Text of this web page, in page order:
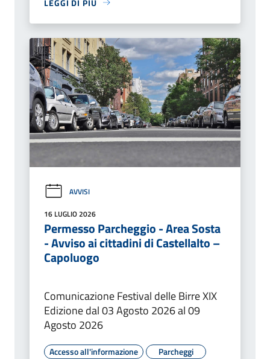
AVVISI
16 LUGLIO 2026
Permesso Parcheggio - Area Sosta
- Avviso ai cittadini di Castellalto –
Capoluogo
Comunicazione Festival delle Birre XIX
Edizione dal 03 Agosto 2026 al 09
Agosto 2026
Accesso all'informazione Parcheggi